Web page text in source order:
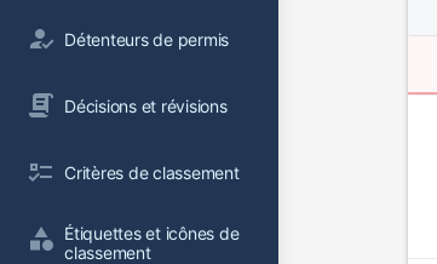
Détenteurs de permis
Décisions et révisions
Critères de classement
Étiquettes et icônes de
classement